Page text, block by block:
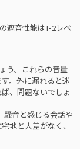
遮音性能はT-2レベ
う。これらの音量
。外に漏れると迷
、問題ないでしょ
騒音と感じる会話や
地と大差がなく、